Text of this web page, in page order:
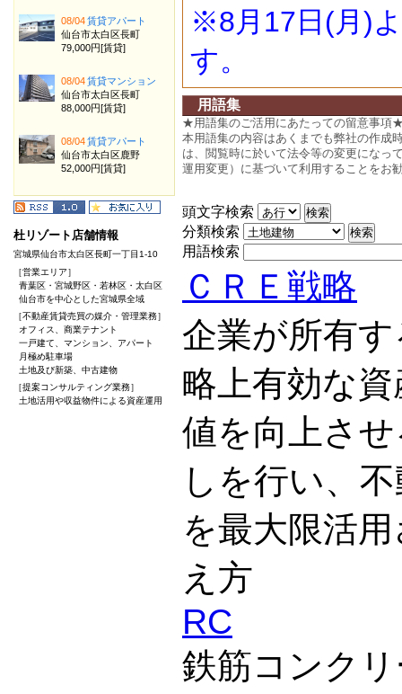
※8月17日(月)
す。
用語集
★用語集のご活用にあたっての留意事項
本用語集の内容はあくまでも弊社の作成
は、閲覧時に於いて法令等の変更になっ
運用変更）に基づいて利用することをお
頭文字検索
分類検索
用語検索
ＣＲＥ戦略
企業が所有
略上有効な
値を向上さ
しを行い、
を最大限活
え方
RC
鉄筋コンク
08/04賃貸アパート
仙台市太白区長町
79,000円[賃貸]
08/04賃貸マンション
仙台市太白区長町
88,000円[賃貸]
08/04賃貸アパート
仙台市太白区鹿野
52,000円[賃貸]
杜リゾート店舗情報
宮城県仙台市太白区長町一丁目1-10
［営業エリア］
青葉区・宮城野区・若林区・太白区
仙台市を中心とした宮城県全域
［不動産賃貸売買の媒介・管理業務］
オフィス、商業テナント
一戸建て、マンション、アパート
月極め駐車場
土地及び新築、中古建物
［提案コンサルティング業務］
土地活用や収益物件による資産運用